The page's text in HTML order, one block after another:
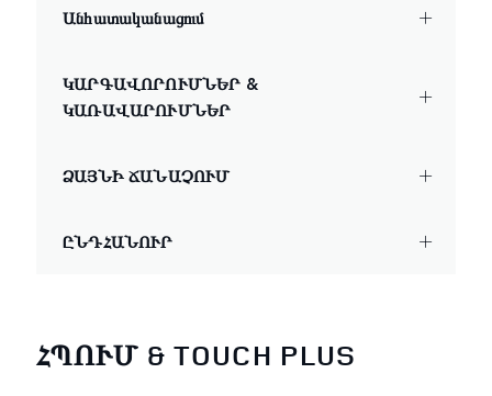
Անհատականացում
ԿԱՐԳԱՎՈՐՈՒՄՆԵՐ &
ԿԱՌԱՎԱՐՈՒՄՆԵՐ
ՁԱՅՆԻ ՃԱՆԱՉՈՒՄ
ԸՆԴՀԱՆՈՒՐ
ՀՊՈՒՄ & TOUCH PLUS